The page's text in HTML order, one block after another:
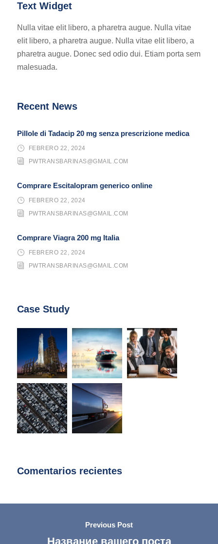
Text Widget
Nulla vitae elit libero, a pharetra augue. Nulla vitae
elit libero, a pharetra augue. Nulla vitae elit libero, a
pharetra augue. Donec sed odio dui. Etiam porta sem
malesuada.
Recent News
Pillole di Tadacip 20 mg senza prescrizione medica
FEBRERO 22, 2024
PWTRANSBARINAS@GMAIL.COM
Comprare Escitalopram generico online
FEBRERO 22, 2024
PWTRANSBARINAS@GMAIL.COM
Comprare Viagra 200 mg Italia
FEBRERO 22, 2024
PWTRANSBARINAS@GMAIL.COM
Case Study
Comentarios recientes
Previous Post
Название вашего поста